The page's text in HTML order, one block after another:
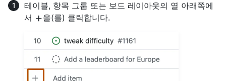
테이블, 항목 그룹 또는 보드 레이아웃의 열 아래쪽에
서
을(를) 클릭합니다.